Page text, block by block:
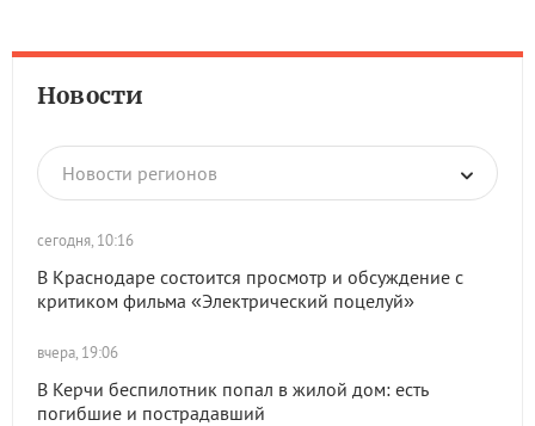
Новости
Новости регионов
сегодня, 10:16
В Краснодаре состоится просмотр и обсуждение с
критиком фильма «Электрический поцелуй»
вчера, 19:06
В Керчи беспилотник попал в жилой дом: есть
погибшие и пострадавший